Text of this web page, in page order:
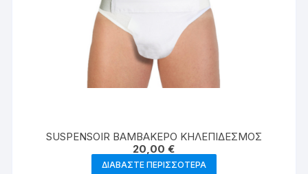
SUSPENSOIR ΒΑΜΒΑΚΕΡΟ ΚΗΛΕΠΙΔΕΣΜΟΣ
20,00€
ΔΙΑΒΆΣΤΕ ΠΕΡΙΣΣΌΤΕΡΑ